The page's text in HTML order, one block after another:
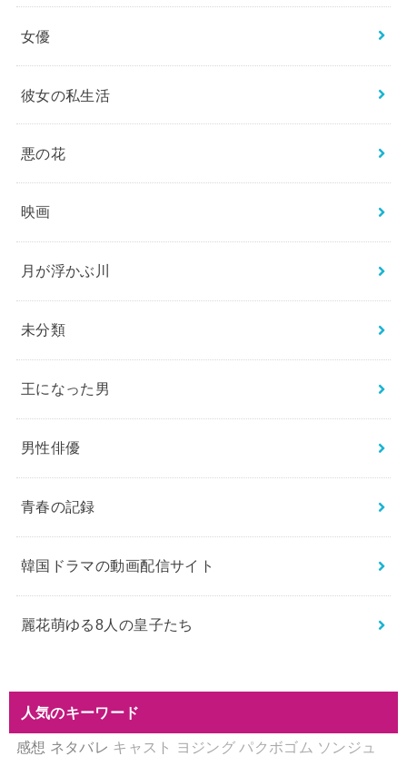
女優
彼女の私生活
悪の花
映画
月が浮かぶ川
未分類
王になった男
男性俳優
青春の記録
韓国ドラマの動画配信サイト
麗花萌ゆる8人の皇子たち
人気のキーワード
感想 ネタバレ キャスト ヨジング パクボゴム ソンジュ